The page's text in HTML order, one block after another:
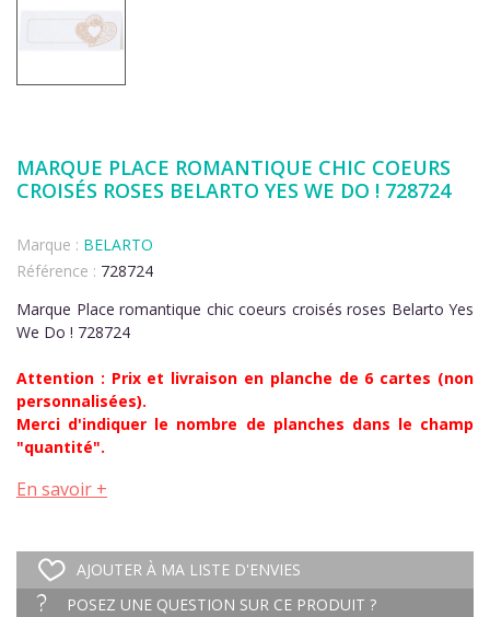
MARQUE PLACE ROMANTIQUE CHIC COEURS
CROISÉS ROSES BELARTO YES WE DO ! 728724
Marque : BELARTO
Référence : 728724
Marque Place romantique chic coeurs croisés roses Belarto Yes
We Do ! 728724
Attention : Prix et livraison en planche de 6 cartes (non
personnalisées).
Merci d'indiquer le nombre de planches dans le champ
"quantité".
En savoir +
AJOUTER À MA LISTE D'ENVIES
POSEZ UNE QUESTION SUR CE PRODUIT ?